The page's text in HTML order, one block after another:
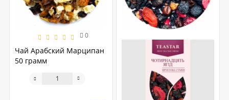
0
Чай Арабский Марципан
50 грамм